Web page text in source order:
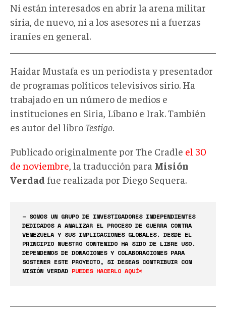
Ni están interesados en abrir la arena militar
siria, de nuevo, ni a los asesores ni a fuerzas
iraníes en general.
Haidar Mustafa es un periodista y presentador
de programas políticos televisivos sirio. Ha
trabajado en un número de medios e
instituciones en Siria, Líbano e Irak. También
es autor del libro Testigo.
Publicado originalmente por The Cradle el 30
de noviembre , la traducción para Misión
Verdad fue realizada por Diego Sequera.
— SOMOS UN GRUPO DE INVESTIGADORES INDEPENDIENTES
DEDICADOS A ANALIZAR EL PROCESO DE GUERRA CONTRA
VENEZUELA Y SUS IMPLICACIONES GLOBALES. DESDE EL
PRINCIPIO NUESTRO CONTENIDO HA SIDO DE LIBRE USO.
DEPENDEMOS DE DONACIONES Y COLABORACIONES PARA
SOSTENER ESTE PROYECTO, SI DESEAS CONTRIBUIR CON
MISIÓN VERDAD PUEDES HACERLO AQUÍ<